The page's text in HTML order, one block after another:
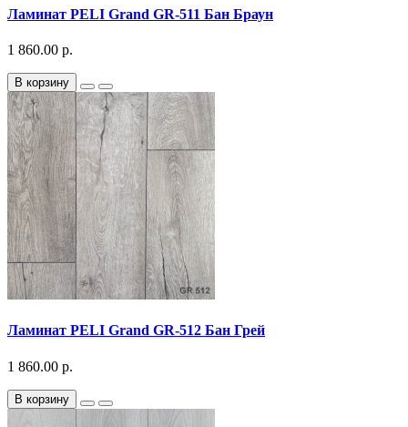
Ламинат PELI Grand GR-511 Бан Браун
1 860.00 р.
В корзину
Ламинат PELI Grand GR-512 Бан Грей
1 860.00 р.
В корзину